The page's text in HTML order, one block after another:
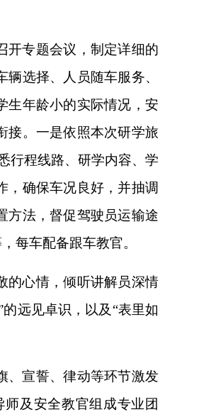
开专题会议，制定详细的
选择、人员随车服务、
生年龄小的实际情况，安
接。一是依照本次研学旅
行程线路、研学内容、学
，确保车况良好，并抽调
方法，督促驾驶员运输途
每车配备跟车教官。
的心情，倾听讲解员深情
远见卓识，以及“表里如
、宣誓、律动等环节激发
及安全教官组成专业团